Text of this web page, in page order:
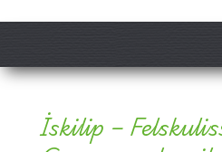
İskilip –
Gassen und
Çorum